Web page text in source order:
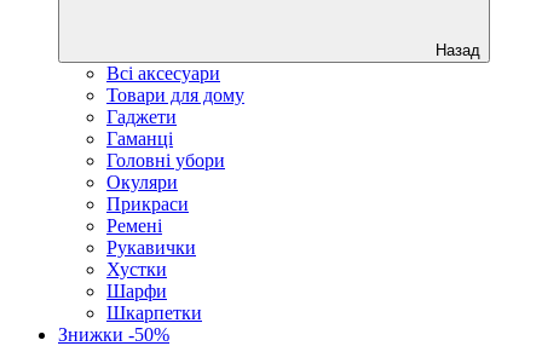
Назад
Всі аксесуари
Товари для дому
Гаджети
Гаманці
Головні убори
Окуляри
Прикраси
Ремені
Рукавички
Хустки
Шарфи
Шкарпетки
Знижки -50%